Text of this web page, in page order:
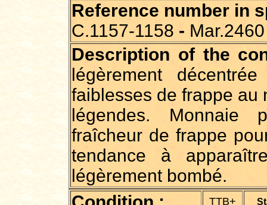
Reference number in
C.1157-1158-
Description of the
légèrement
faiblesses de frappe au
légendes. Monnaie
fraîcheur de frappe
tendance à
légèrement bombé.
TTB+